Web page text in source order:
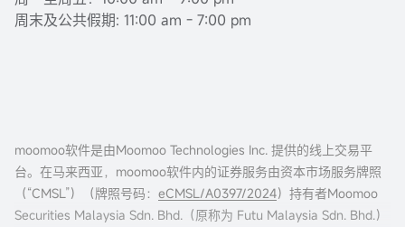
周末及公共假期: 11:00 am - 7:00 pm
moomoo软件是由Moomoo Technologies Inc. 提供的线上交易平
台。在马来西亚，moomoo软件内的证券服务由资本市场服务牌照
（“CMSL”）（牌照号码： eCMSL/A0397/2024）持有者Moomoo
Securities Malaysia Sdn. Bhd.（原称为 Futu Malaysia Sdn. Bhd.）